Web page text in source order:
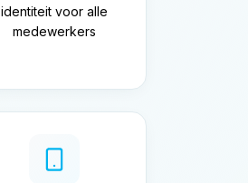
identiteit voor alle
medewerkers